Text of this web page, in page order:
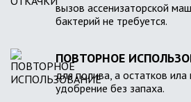
вызов ассенизаторской
бактерий не требуется.
ПОВТОРНОЕ
для полива, а остатков ила
удобрение без запаха.